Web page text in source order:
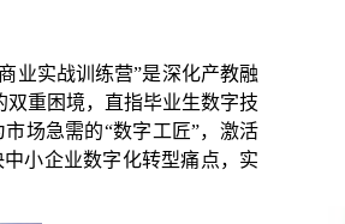
业实战训练营”是深化产教融
双重困境，直指毕业生数字技
场急需的“数字工匠”，激活
小企业数字化转型痛点，实